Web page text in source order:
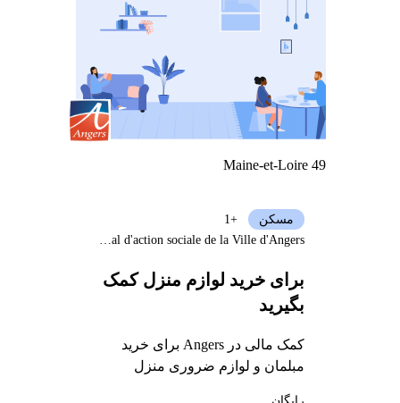
Maine-et-Loire 49
برای خرید لوازم منزل کمک
بگیرید
کمک مالی در Angers برای خرید
مبلمان و لوازم ضروری منزل
مسکن
+1
Centre communal d'action sociale de la Ville d'Angers